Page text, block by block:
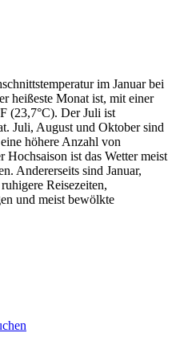
im Januar bei
heißeste Monat ist, mit einer
(23,7°C). Der Juli ist
Juli, August und Oktober sind
höhere Anzahl von
Hochsaison ist das Wetter meist
Andererseits sind Januar,
Reisezeiten,
und meist bewölkte